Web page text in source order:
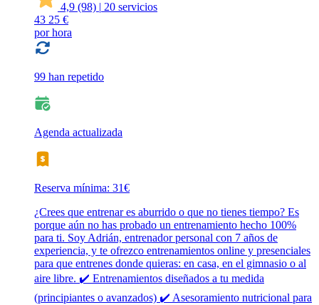
4,9 (98) | 20 servicios
43 25 €
por hora
99 han repetido
Agenda actualizada
Reserva mínima: 31€
¿Crees que entrenar es aburrido o que no tienes tiempo? Es
porque aún no has probado un entrenamiento hecho 100%
para ti. Soy Adrián, entrenador personal con 7 años de
experiencia, y te ofrezco entrenamientos online y presenciales
para que entrenes donde quieras: en casa, en el gimnasio o al
aire libre. ✔️ Entrenamientos diseñados a tu medida
(principiantes o avanzados) ✔️ Asesoramiento nutricional para